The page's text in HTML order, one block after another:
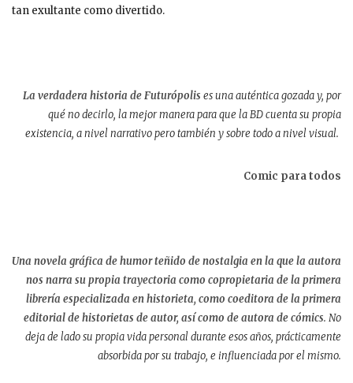
tan exultante como divertido.
La verdadera historia de Futurópolis es una auténtica gozada y, por
qué no decirlo, la mejor manera para que la BD cuenta su propia
existencia, a nivel narrativo pero también y sobre todo a nivel visual.
Comic para todos
Una novela gráfica de humor teñido de nostalgia en la que la autora
nos narra su propia trayectoria como copropietaria de la primera
librería especializada en historieta, como coeditora de la primera
editorial de historietas de autor, así como de autora de cómics. No
deja de lado su propia vida personal durante esos años, prácticamente
absorbida por su trabajo, e influenciada por el mismo.